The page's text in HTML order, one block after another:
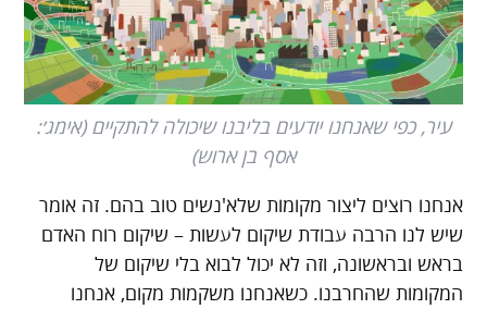
עיר, כפי שאנחנו יודעים בליבנו שיכולה להתקיים (אימג׳:
אסף בן ארוש)
אנחנו רוצים ליצור מקומות שלא'נשים טוב בהם. זה אומר
שיש לנו הרבה עבודת שיקום לעשות – שיקום רוח האדם
בראש ובראשונה, וזה לא יכול לבוא בלי שיקום של
המקומות שהחרבנו. כשאנחנו משקמות מקום, אנחנו